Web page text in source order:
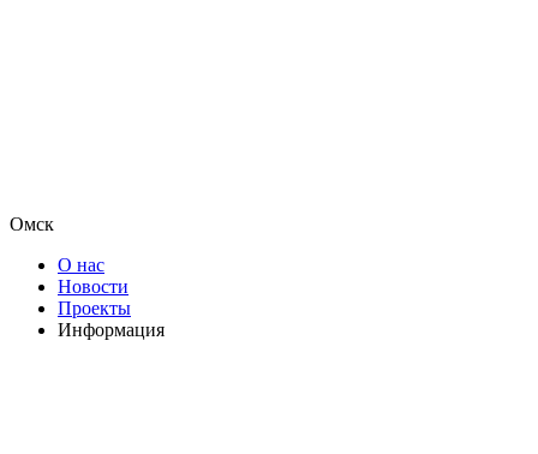
Омск
О нас
Новости
Проекты
Информация